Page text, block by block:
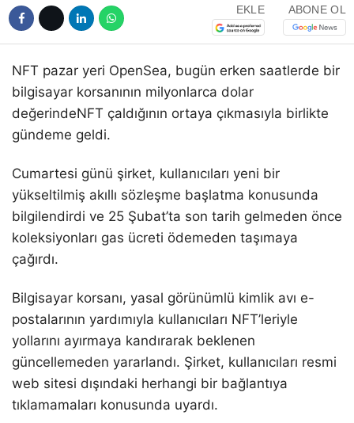
EKLE ABONE OL
NFT pazar yeri OpenSea, bugün erken saatlerde bir
bilgisayar korsanının milyonlarca dolar
değerindeNFT çaldığının ortaya çıkmasıyla birlikte
gündeme geldi.
Cumartesi günü şirket, kullanıcıları yeni bir
yükseltilmiş akıllı sözleşme başlatma konusunda
bilgilendirdi ve 25 Şubat’ta son tarih gelmeden önce
koleksiyonları gas ücreti ödemeden taşımaya
çağırdı.
Bilgisayar korsanı, yasal görünümlü kimlik avı e-
postalarının yardımıyla kullanıcıları NFT’leriyle
yollarını ayırmaya kandırarak beklenen
güncellemeden yararlandı. Şirket, kullanıcıları resmi
web sitesi dışındaki herhangi bir bağlantıya
tıklamamaları konusunda uyardı.